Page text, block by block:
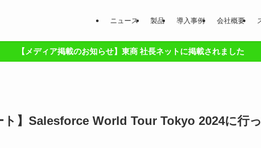
ニュース 製品 導入事例 会社概要
【メディア掲載のお知らせ】東商 社長ネットに掲載されました
ト】Salesforce World Tour Tokyo 2024に行